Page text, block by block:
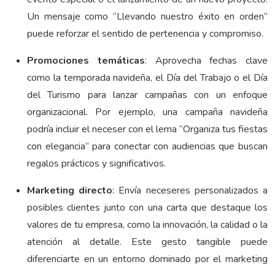
Un mensaje como “Llevando nuestro éxito en orden”
puede reforzar el sentido de pertenencia y compromiso.
Promociones temáticas: Aprovecha fechas clave
como la temporada navideña, el Día del Trabajo o el Día
del Turismo para lanzar campañas con un enfoque
organizacional. Por ejemplo, una campaña navideña
podría incluir el neceser con el lema “Organiza tus fiestas
con elegancia” para conectar con audiencias que buscan
regalos prácticos y significativos.
Marketing directo: Envía neceseres personalizados a
posibles clientes junto con una carta que destaque los
valores de tu empresa, como la innovación, la calidad o la
atención al detalle. Este gesto tangible puede
diferenciarte en un entorno dominado por el marketing